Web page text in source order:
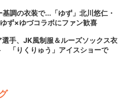
調の衣装で...「ゆず」北川悠仁・
ず×ゆづコラボにファン歓喜
選手、JK風制服＆ルーズソックス衣
「りくりゅう」アイスショーで